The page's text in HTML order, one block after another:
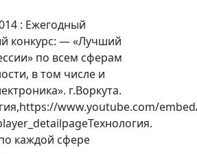
: Ежегодный
конкурс: — «Лучший
по всем сферам
в том числе и
г.Воркута.
www.youtube.com/embed/
каждой сфере